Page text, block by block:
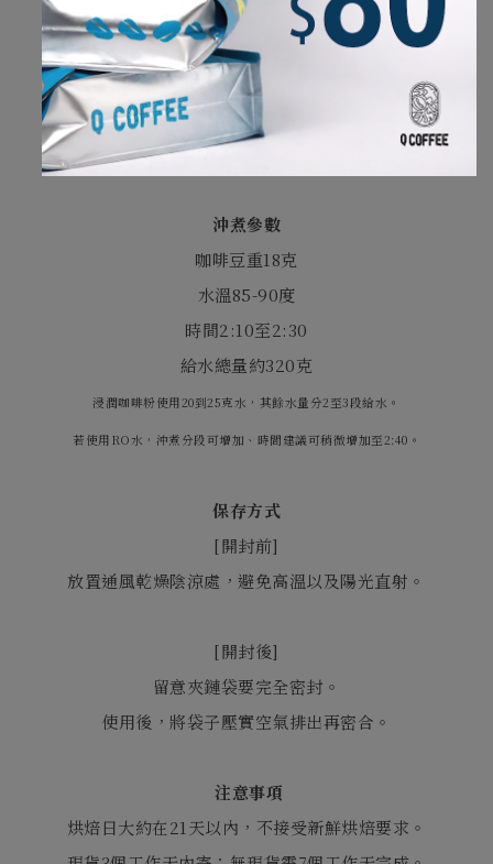
養豆時間
淺烘焙及淺中焙咖啡豆
中烘焙、中深、深烘焙
環境溫度略高(夏天)條件，可能會減少養豆時間。
沖煮參數
咖啡豆重18克
水溫85-90度
時間2:10至2:30
給水總量約320克
浸潤咖啡粉使用20到25克水，其餘水量分2至3段給水。
若使用RO水，沖煮分段可增加、時間建議可稍微增加至2:40。
保存方式
[開封前]
放置通風乾燥陰涼處，避免高溫以及陽光直射。
[開封後]
留意夾鏈袋要完全密封。
使用後，將袋子壓實空氣排出再密合。
注意事項
烘焙日大約在21天以內，不接受新鮮烘焙要求。